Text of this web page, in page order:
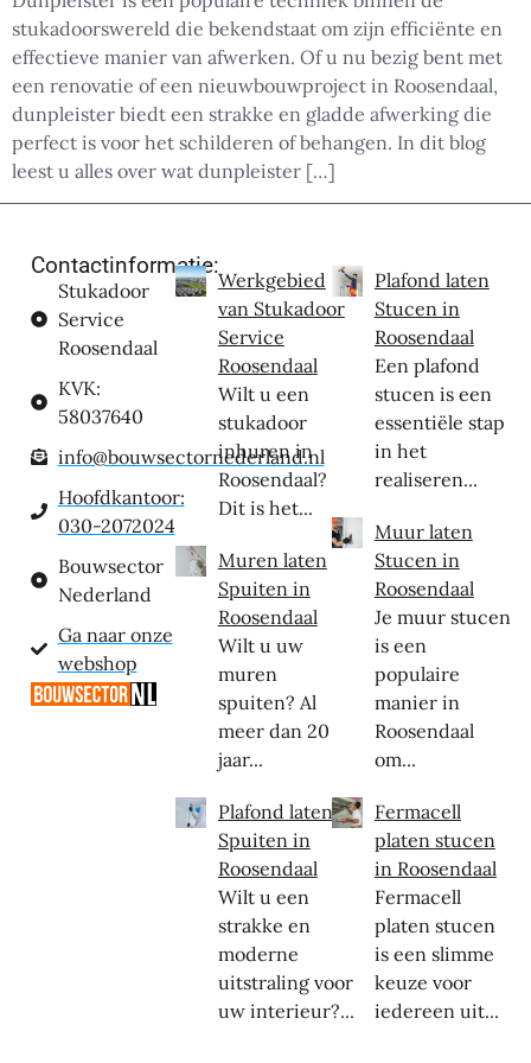
stukadoorswereld die bekendstaat om zijn efficiënte en
effectieve manier van afwerken. Of u nu bezig bent met
een renovatie of een nieuwbouwproject in Roosendaal,
dunpleister biedt een strakke en gladde afwerking die
perfect is voor het schilderen of behangen. In dit blog
leest u alles over wat dunpleister […]
Contactinformatie:
Stukadoor
Service
Roosendaal
KVK:
58037640
info@bouwsectornederland.nl
Hoofdkantoor:
030-2072024
Bouwsector
Nederland
Ga naar onze
webshop
Werkgebied
van Stukadoor
Service
Roosendaal
Wilt u een
stukadoor
inhuren in
Roosendaal?
Dit is het...
Muren laten
Spuiten in
Roosendaal
Wilt u uw
muren
spuiten? Al
meer dan 20
jaar...
Plafond laten
Spuiten in
Roosendaal
Wilt u een
strakke en
moderne
uitstraling voor
uw interieur?...
Plafond laten
Stucen in
Roosendaal
Een plafond
stucen is een
essentiële stap
in het
realiseren...
Muur laten
Stucen in
Roosendaal
Je muur stucen
is een
populaire
manier in
Roosendaal
om...
Fermacell
platen stucen
in Roosendaal
Fermacell
platen stucen
is een slimme
keuze voor
iedereen uit...